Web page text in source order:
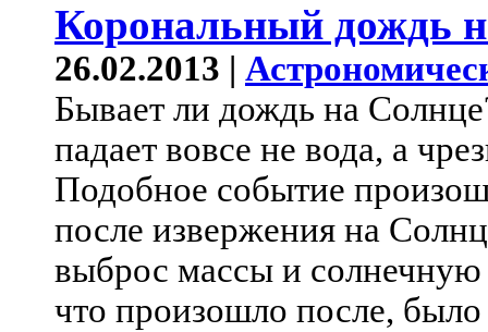
Корональный дождь
26.02.2013 |
Бывает ли дождь на
падает вовсе не вода, а
Подобное событие
после извержения на
выброс массы и
что произошло после,